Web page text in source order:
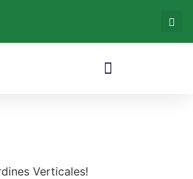
Verticales!